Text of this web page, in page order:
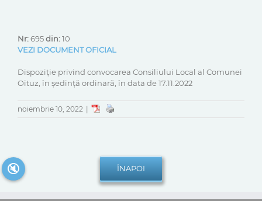
Nr:695din:10
VEZI DOCUMENT OFICIAL
Dispoziție privind convocarea Consiliului Local al Comunei
Oituz, în ședință ordinară, în data de 17.11.2022
noiembrie 10, 2022
🔇